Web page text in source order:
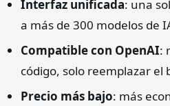
Interfaz unificada: una
a más de 300 modelos de
Compatible con OpenAI:
código, solo reemplazar el
Precio más bajo: más